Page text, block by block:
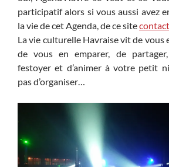
participatif alors si vous aussi avez
la vie de cet Agenda, de ce site
La vie culturelle Havraise vit de vous
de vous en emparer, de
festoyer et d’animer à votre petit
pas d’organiser…